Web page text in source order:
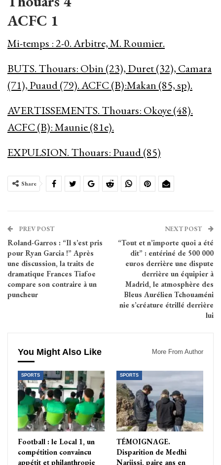
ACFC 1
Mi-temps : 2-0. Arbitre, M. Roumier.
BUTS. Thouars: Obin (23), Duret (32), Camara
(71), Puaud (79). ACFC (B):Makan (85, sp).
AVERTISSEMENTS. Thouars: Okoye (48).
ACFC (B): Maunie (81e).
EXPULSION. Thouars: Puaud (85)
Share
PREV POST
Roland-Garros : “Il s’est pris
pour Ryan Garcia !” Après
une discussion, la traits de
dramatique Frances Tiafoe
compare son contraire à un
puncheur
NEXT POST
“Tout et n’importe quoi a été
dit” : entériné de 500 000
euros derrière une dispute
derrière un équipier à
Madrid, le atmosphère des
Bleus Aurélien Tchouaméni
nie s’créature étrillé derrière
lui
You Might Also Like More From Author
SPORTS
Football : le Local 1, un
compétition convaincu
appétit et philanthropie
SPORTS
TÉMOIGNAGE.
Disparition de Medhi
Narjissi, paire ans en